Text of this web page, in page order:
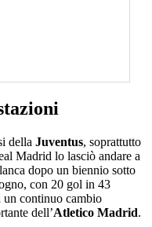
della Juventus, soprattutto
Madrid lo lasciò andare a
dopo un biennio sotto
con 20 gol in 43
un continuo cambio
dell’Atletico Madrid.